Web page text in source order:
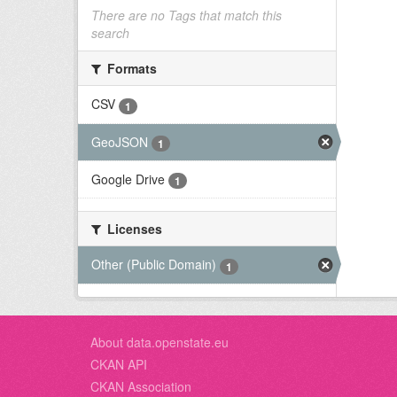
There are no Tags that match this
search
Formats
CSV
1
GeoJSON 1
Google Drive 1
Licenses
Other (Public Domain)
1
About data.openstate.eu
CKAN API
CKAN Association